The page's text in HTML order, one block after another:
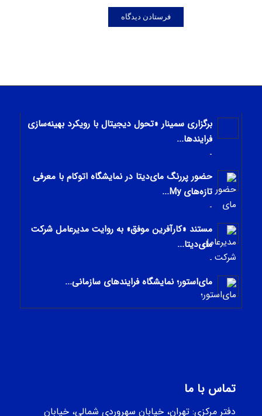
برگزاری سمینار «تحول دیجیتال با رویکرد بهینه‌سازی
فرایندها...
-
حضور پررنگ مای‌دیتا در نمایشگاه اتوکام با معرفی
تازه‌های My...
-
مستند «کارآفرین موفق» به روایت مدیرعامل شرکت
مای‌دیتا...
-
مای‌استور؛ نمایشگاه فرایندهای سازمانی...
-
تماس با ما
دفتر مرکزی: تهران، خیابان سهروردی شمالی، خيابان